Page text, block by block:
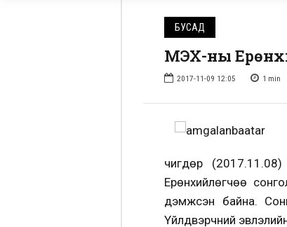
БУСАД
МҮЭХ-ны
2017-11-09 12:05 1 min
Өчигдөр
Ерөнхийлөгчөө
дэмжсэн байна.
Үйлдвэрчний